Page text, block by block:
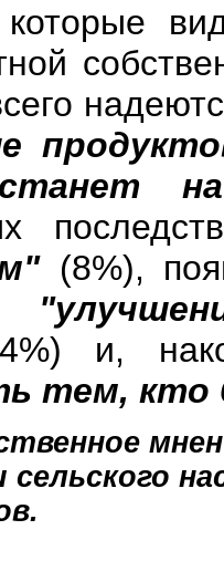
(8%),
и,
тем, кто
сельского